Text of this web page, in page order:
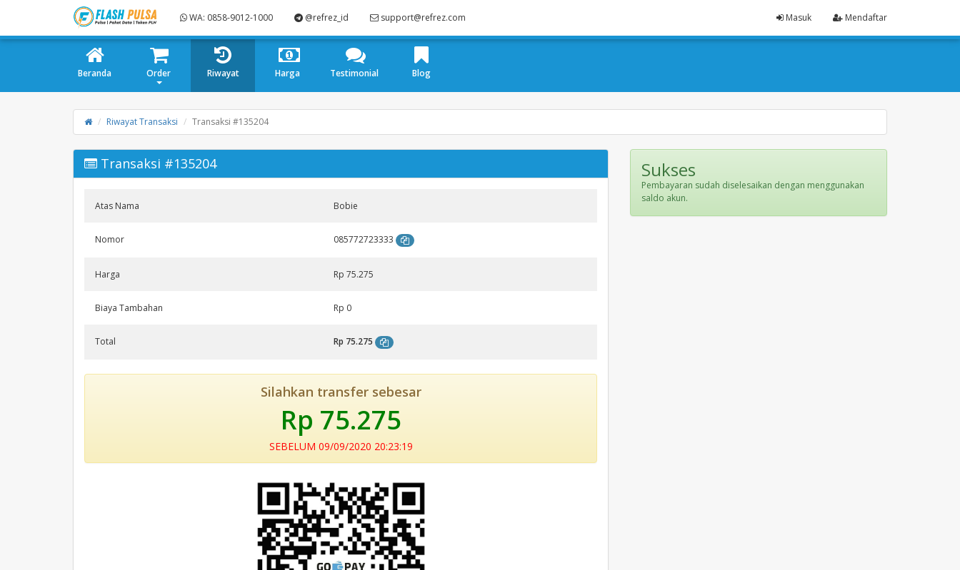
WA: 0858-9012-1000 @refrez_id support@refrez.com Masuk Mendaftar
Beranda Order Riwayat Harga Testimonial Blog
Riwayat Transaksi Transaksi #135204
Transaksi #135204
Atas Nama Bobie
Nomor 085772723333
Harga Rp 75.275
Biaya Tambahan Rp 0
Total Rp 75.275
Silahkan transfer sebesar
Rp 75.275
SEBELUM 09/09/2020 20:23:19
Sukses
Pembayaran sudah diselesaikan dengan menggunakan
saldo akun.